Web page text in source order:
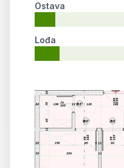
Ostava
Lođa